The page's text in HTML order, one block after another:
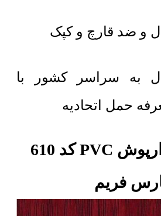
و ضد قارچ و کپک
به سراسر کشور با
حمل اتحادیه
تصاویر دیوارپوش PVC کد 610
فریم